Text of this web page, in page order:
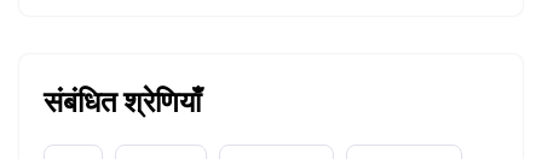
संबंधित श्रेणियाँ